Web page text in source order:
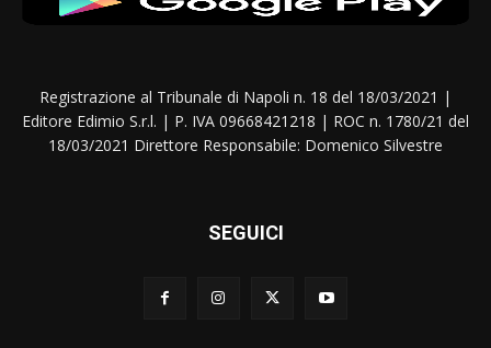
Registrazione al Tribunale di Napoli n. 18 del 18/03/2021 |
Editore Edimio S.r.l. | P. IVA 09668421218 | ROC n. 1780/21 del
18/03/2021 Direttore Responsabile: Domenico Silvestre
SEGUICI